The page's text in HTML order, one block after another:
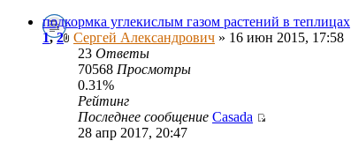
подкормка углекислым газом растений в теплицах
1,2 Сергей Александрович » 16 июн 2015, 17:58
23 Ответы
70568 Просмотры
0.31%
Рейтинг
Последнее сообщение Casada
28 апр 2017, 20:47